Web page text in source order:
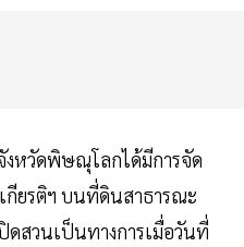
หวัดพิษณุโลกได้มีการจัด
กียรติฯ บนที่ดินสาธารณะ
ดสวนเป็นทางการเมื่อวันที่